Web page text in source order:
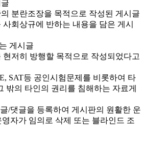
분란조장을 목적으로 작성된 게시글
회상규에 반하는 내용을 담은 게시
게시글
현저히 방행할 목적으로 작성되었다고
SAT등 공인시험문제를 비롯하여 타
밖의 타인의 권리를 침해하는 자료게
/댓글을 등록하여 게시판의 원활한 운
자가 임의로 삭제 또는 블라인드 조